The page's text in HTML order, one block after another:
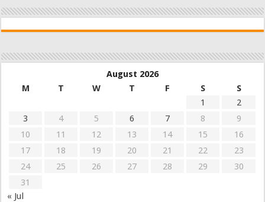
August 2026
M
T W T F S
S
1
2
3
4 5 6 7 8
9
10
11 12 13 14 15
16
17
18 19 20 21 22
23
24
25 26 27 28 29
30
31
« Jul